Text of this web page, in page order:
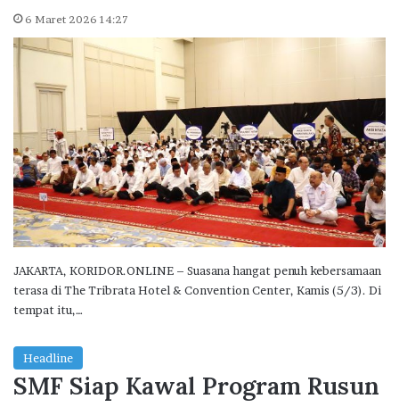
6 Maret 2026 14:27
JAKARTA, KORIDOR.ONLINE – Suasana hangat penuh kebersamaan
terasa di The Tribrata Hotel & Convention Center, Kamis (5/3). Di
tempat itu,…
Headline
SMF Siap Kawal Program Rusun